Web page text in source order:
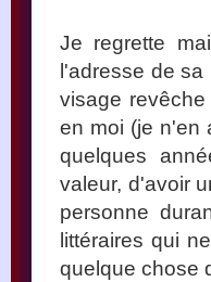
Je regrette
l'adresse de sa
visage
en moi (je n'en
quelques
valeur, d'avoir
personne
littéraires qui
quelque chose